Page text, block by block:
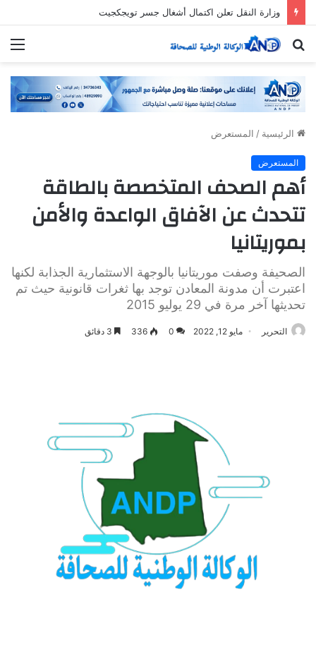
وزارة النقل تعلن اكتمال أشغال جسر تويجكجيت
بحث
الرئيسية / المستعرض
المستعرض
أهم الصحف المتخصصة بالطاقة
تتحدث عن الآفاق الواعدة والأمن
بموريتانيا
الصحيفة وصفت موريتانيا بالوجهة الاستثمارية الجذابة لكنها
اعتبرت أن مدونة المعادن توجد بها ثغرات قانونية حيث تم
تحديثها آخر مرة في 29 يوليو 2015
التحرير مايو 12, 2022 0
336